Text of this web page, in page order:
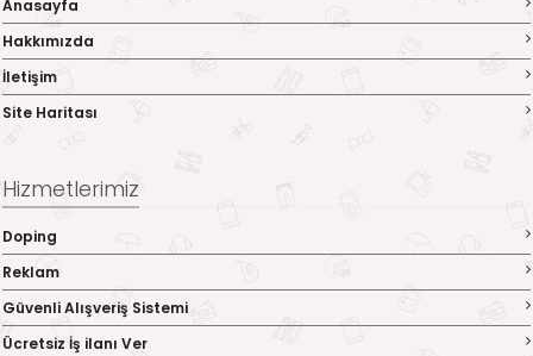
Anasayfa
Hakkımızda
İletişim
Site Haritası
Hizmetlerimiz
Doping
Reklam
Güvenli Alışveriş Sistemi
Ücretsiz İş ilanı Ver